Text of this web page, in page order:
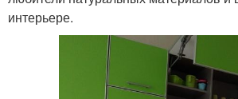
интерьере.